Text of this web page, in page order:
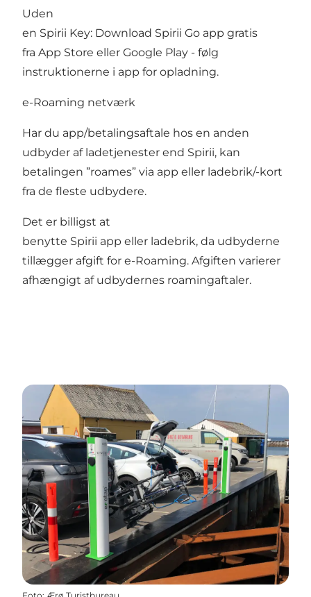
Uden
en Spirii Key: Download Spirii Go app gratis
fra App Store eller Google Play - følg
instruktionerne i app for opladning.
e-Roaming netværk
Har du app/betalingsaftale hos en anden
udbyder af ladetjenester end Spirii, kan
betalingen ”roames” via app eller ladebrik/-kort
fra de fleste udbydere.
Det er billigst at
benytte Spirii app eller ladebrik, da udbyderne
tillægger afgift for e-Roaming. Afgiften varierer
afhængigt af udbydernes roamingaftaler.